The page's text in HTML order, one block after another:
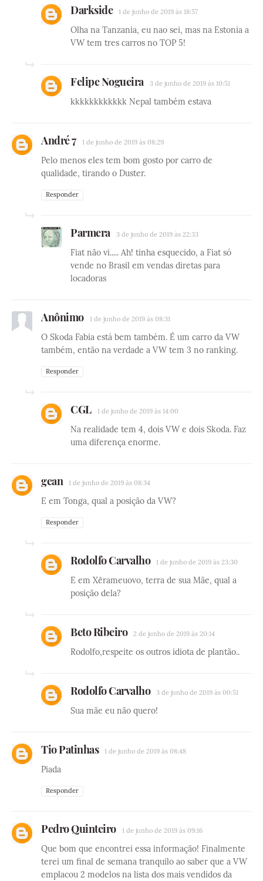
Darkside 1 de junho de 2019 às 18:57
Olha na Tanzania, eu nao sei, mas na Estonia a
VW tem tres carros no TOP 5!
Felipe Nogueira 3 de junho de 2019 às 10:51
kkkkkkkkkkkk Nepal também estava
André 7 1 de junho de 2019 às 08:29
Pelo menos eles tem bom gosto por carro de
qualidade, tirando o Duster.
Responder
Parmera 3 de junho de 2019 às 22:33
Fiat não vi..... Ah! tinha esquecido, a Fiat só
vende no Brasil em vendas diretas para
locadoras
Anônimo 1 de junho de 2019 às 08:31
O Skoda Fabia está bem também. É um carro da VW
também, então na verdade a VW tem 3 no ranking.
Responder
CGL 1 de junho de 2019 às 14:00
Na realidade tem 4, dois VW e dois Skoda. Faz
uma diferença enorme.
gean 1 de junho de 2019 às 08:34
E em Tonga, qual a posição da VW?
Responder
Rodolfo Carvalho 1 de junho de 2019 às 23:30
E em Xêrameuovo, terra de sua Mãe, qual a
posição dela?
Beto Ribeiro 2 de junho de 2019 às 20:14
Rodolfo,respeite os outros idiota de plantão..
Rodolfo Carvalho 3 de junho de 2019 às 00:51
Sua mãe eu não quero!
Tio Patinhas 1 de junho de 2019 às 08:48
Piada
Responder
Pedro Quinteiro 1 de junho de 2019 às 09:16
Que bom que encontrei essa informação! Finalmente
terei um final de semana tranquilo ao saber que a VW
emplacou 2 modelos na lista dos mais vendidos da